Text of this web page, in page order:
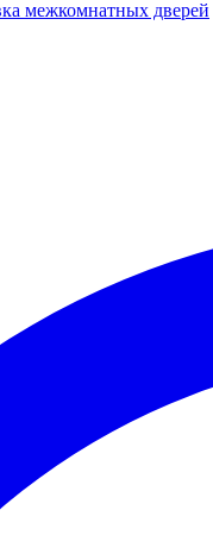
межкомнатных дверей